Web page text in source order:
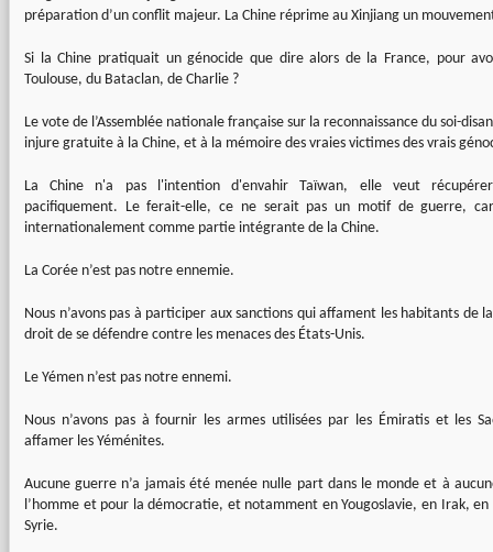
préparation d’un conflit majeur. La Chine réprime au Xinjiang un
Si la Chine pratiquait un génocide que dire alors de la France, pour
Toulouse, du Bataclan, de Charlie ?
Le vote de l’Assemblée nationale française sur la reconnaissance du soi-
injure gratuite à la Chine, et à la mémoire des vraies victimes des vrais
La Chine n'a pas l'intention d'envahir Taïwan, elle veut
pacifiquement. Le ferait-elle, ce ne serait pas un motif de guerre,
internationalement comme partie intégrante de la Chine.
La Corée n’est pas notre ennemie.
Nous n’avons pas à participer aux sanctions qui affament les habitants de
droit de se défendre contre les menaces des États-Unis.
Le Yémen n’est pas notre ennemi.
Nous n’avons pas à fournir les armes utilisées par les Émiratis et les
affamer les Yéménites.
Aucune guerre n’a jamais été menée nulle part dans le monde et à
l’homme et pour la démocratie, et notamment en Yougoslavie, en Irak,
Syrie.